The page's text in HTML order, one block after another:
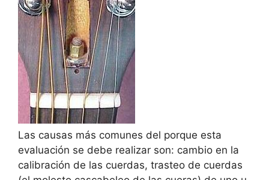
Las causas más comunes del porque esta
evaluación se debe realizar son: cambio en la
calibración de las cuerdas, trasteo de cuerdas